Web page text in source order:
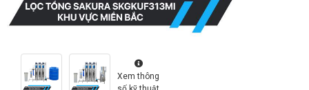
Xem thông